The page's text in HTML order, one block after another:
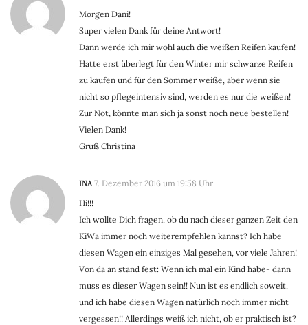
Morgen Dani!
Super vielen Dank für deine Antwort!
Dann werde ich mir wohl auch die weißen Reifen kaufen!
Hatte erst überlegt für den Winter mir schwarze Reifen
zu kaufen und für den Sommer weiße, aber wenn sie
nicht so pflegeintensiv sind, werden es nur die weißen!
Zur Not, könnte man sich ja sonst noch neue bestellen!
Vielen Dank!
Gruß Christina
INA 7. Dezember 2016 um 19:58 Uhr
Hi!!!
Ich wollte Dich fragen, ob du nach dieser ganzen Zeit den
KiWa immer noch weiterempfehlen kannst? Ich habe
diesen Wagen ein einziges Mal gesehen, vor viele Jahren!
Von da an stand fest: Wenn ich mal ein Kind habe- dann
muss es dieser Wagen sein!! Nun ist es endlich soweit,
und ich habe diesen Wagen natürlich noch immer nicht
vergessen!! Allerdings weiß ich nicht, ob er praktisch ist?